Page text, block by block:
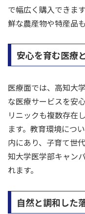
で幅広く購入できま
鮮な農産物や特産品
安心を育む医療
医療面では、高知大
な医療サービスを安
リニックも複数存在
ます。教育環境につ
内にあり、子育て世
知大学医学部キャン
れます。
自然と調和した